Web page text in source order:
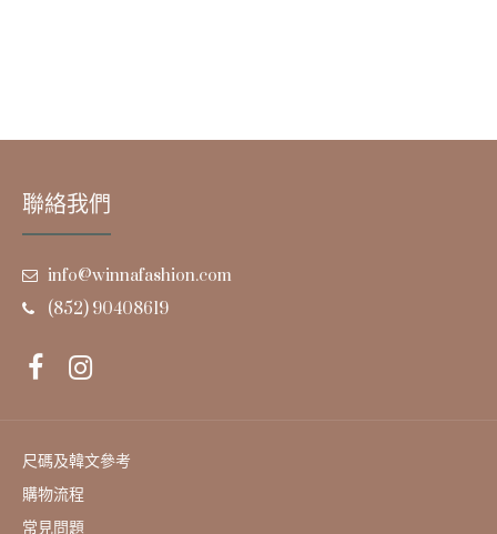
聯絡我們
info@winnafashion.com
(852) 90408619
尺碼及韓文參考
購物流程
常見問題